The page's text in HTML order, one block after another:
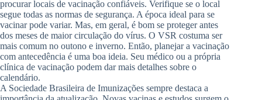
procurar locais de vacinação confiáveis. Verifique se o local
segue todas as normas de segurança. A época ideal para se
vacinar pode variar. Mas, em geral, é bom se proteger antes
dos meses de maior circulação do vírus. O VSR costuma ser
mais comum no outono e inverno. Então, planejar a vacinação
com antecedência é uma boa ideia. Seu médico ou a própria
clínica de vacinação podem dar mais detalhes sobre o
calendário.
A Sociedade Brasileira de Imunizações sempre destaca a